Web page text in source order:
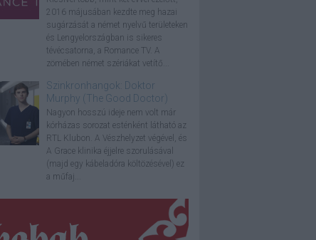
2016 májusában kezdte meg hazai
sugárzását a német nyelvű területeken
és Lengyelországban is sikeres
tévécsatorna, a Romance TV. A
zömében német szériákat vetítő...
Szinkronhangok: Doktor
Murphy (The Good Doctor)
Nagyon hosszú ideje nem volt már
kórházas sorozat esténként látható az
RTL Klubon. A Vészhelyzet végével, és
A Grace klinika éjjelre szorulásával
(majd egy kábeladóra költözésével) ez
a műfaj...